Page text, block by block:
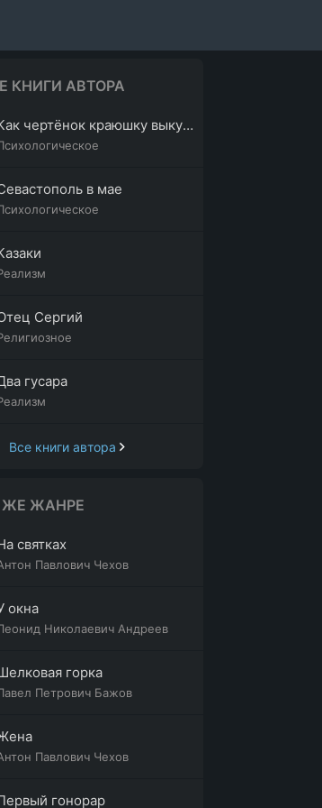
КНИГИ АВТОРА
Как чертёнок краюшку выкупал
в мае
Сергий
гусара
Все книги автора
ЖЕ ЖАНРЕ
святках
Павлович Чехов
окна
Николаевич Андреев
горка
Петрович Бажов
Павлович Чехов
гонорар